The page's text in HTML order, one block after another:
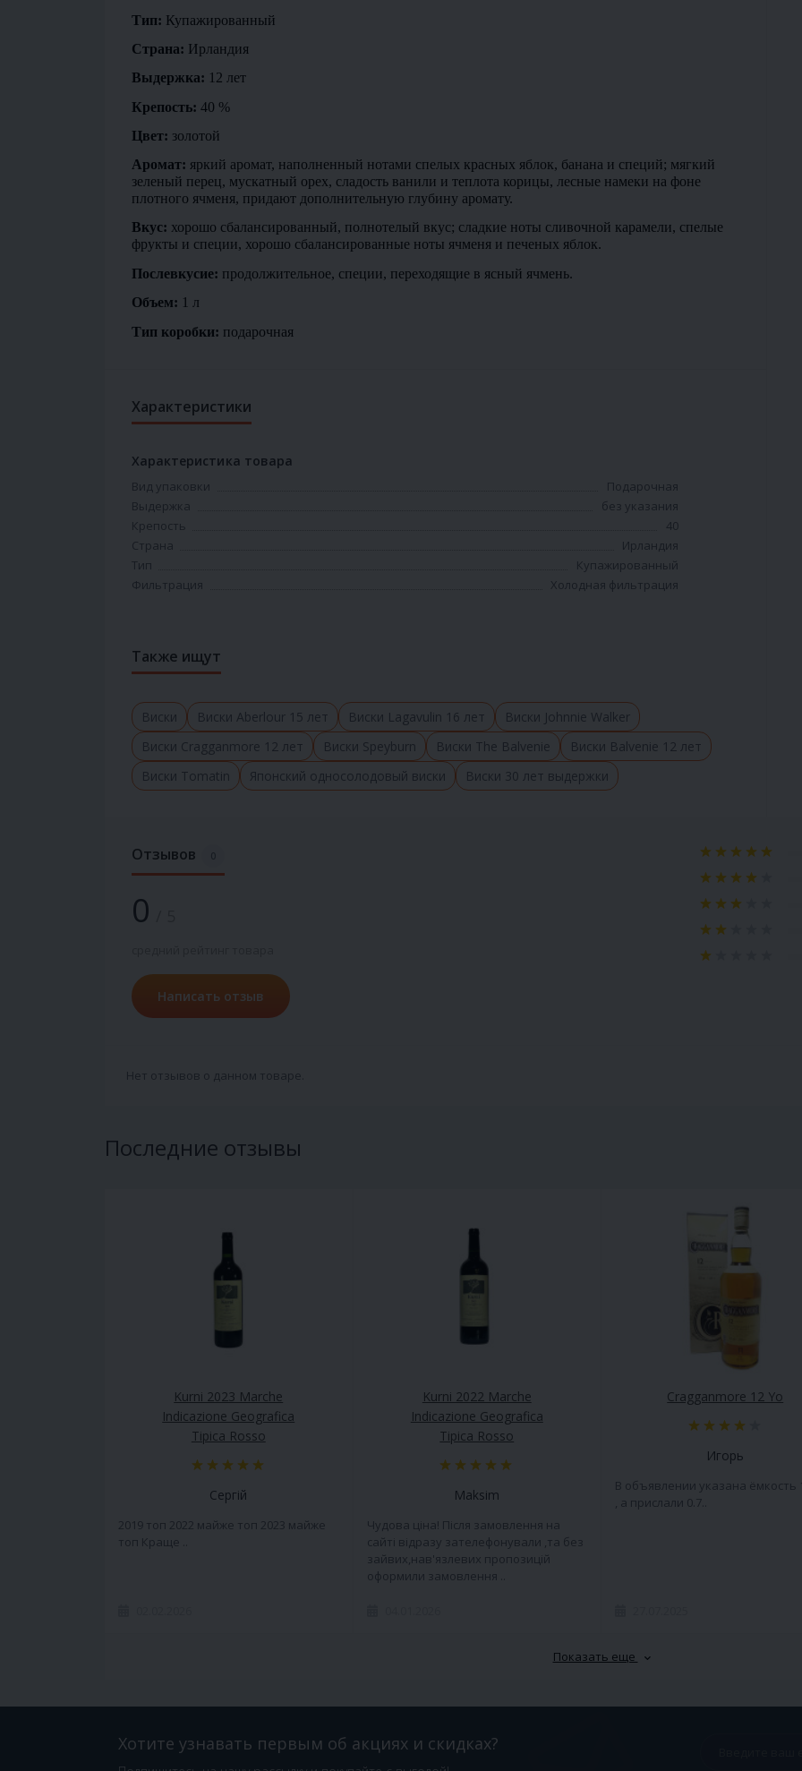
Тип: Купажированный
Страна: Ирландия
Выдержка: 12 лет
Крепость: 40 %
Цвет: золотой
Аромат: яркий аромат, наполненный нотами спелых красных яблок, банана и специй; мягкий
зеленый перец, мускатный орех, сладость ванили и теплота корицы, лесные намеки на фоне
плотного ячменя, придают дополнительную глубину аромату.
Вкус: хорошо сбалансированный, полнотелый вкус; сладкие ноты сливочной карамели, спелые
фрукты и специи, хорошо сбалансированные ноты ячменя и печеных яблок.
Послевкусие: продолжительное, специи, переходящие в ясный ячмень.
Объем: 1 л
Тип коробки: подарочная
Характеристики
Характеристика товара
Вид упаковки
Подарочная
Выдержка
без указания
Крепость
40
Страна
Ирландия
Тип
Купажированный
Фильтрация
Холодная фильтрация
Также ищут
Виски Виски Aberlour 15 лет Виски Lagavulin 16 лет
Виски Johnnie Walker
Виски Cragganmore 12 лет
Виски Speyburn Виски The Balvenie
Виски Balvenie 12 лет
Виски Tomatin
Японский односолодовый виски Виски 30 лет выдержки
Отзывов
0
Написать отзыв
Нет отзывов о данном товаре.
Последние отзывы
Kurni 2023 Marche
Indicazione Geografica
Tipica Rosso
Сергій
2019 топ 2022 майже топ 2023 майже
топ Краще ..
Kurni 2022 Marche
Indicazione Geografica
Tipica Rosso
Maksim
Чудова ціна! Після замовлення на
сайті відразу зателефонували ,та без
зайвих,нав'язлевих пропозицій
оформили замовлення ..
Cragganmore 12 Yo
Игорь
В объявлении указана ёмкость
, а прислали 0.7..
Показать еще
Хотите узнавать первым об акциях и скидках?